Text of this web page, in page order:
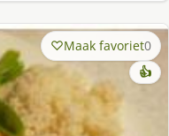
Maak favoriet0
👍